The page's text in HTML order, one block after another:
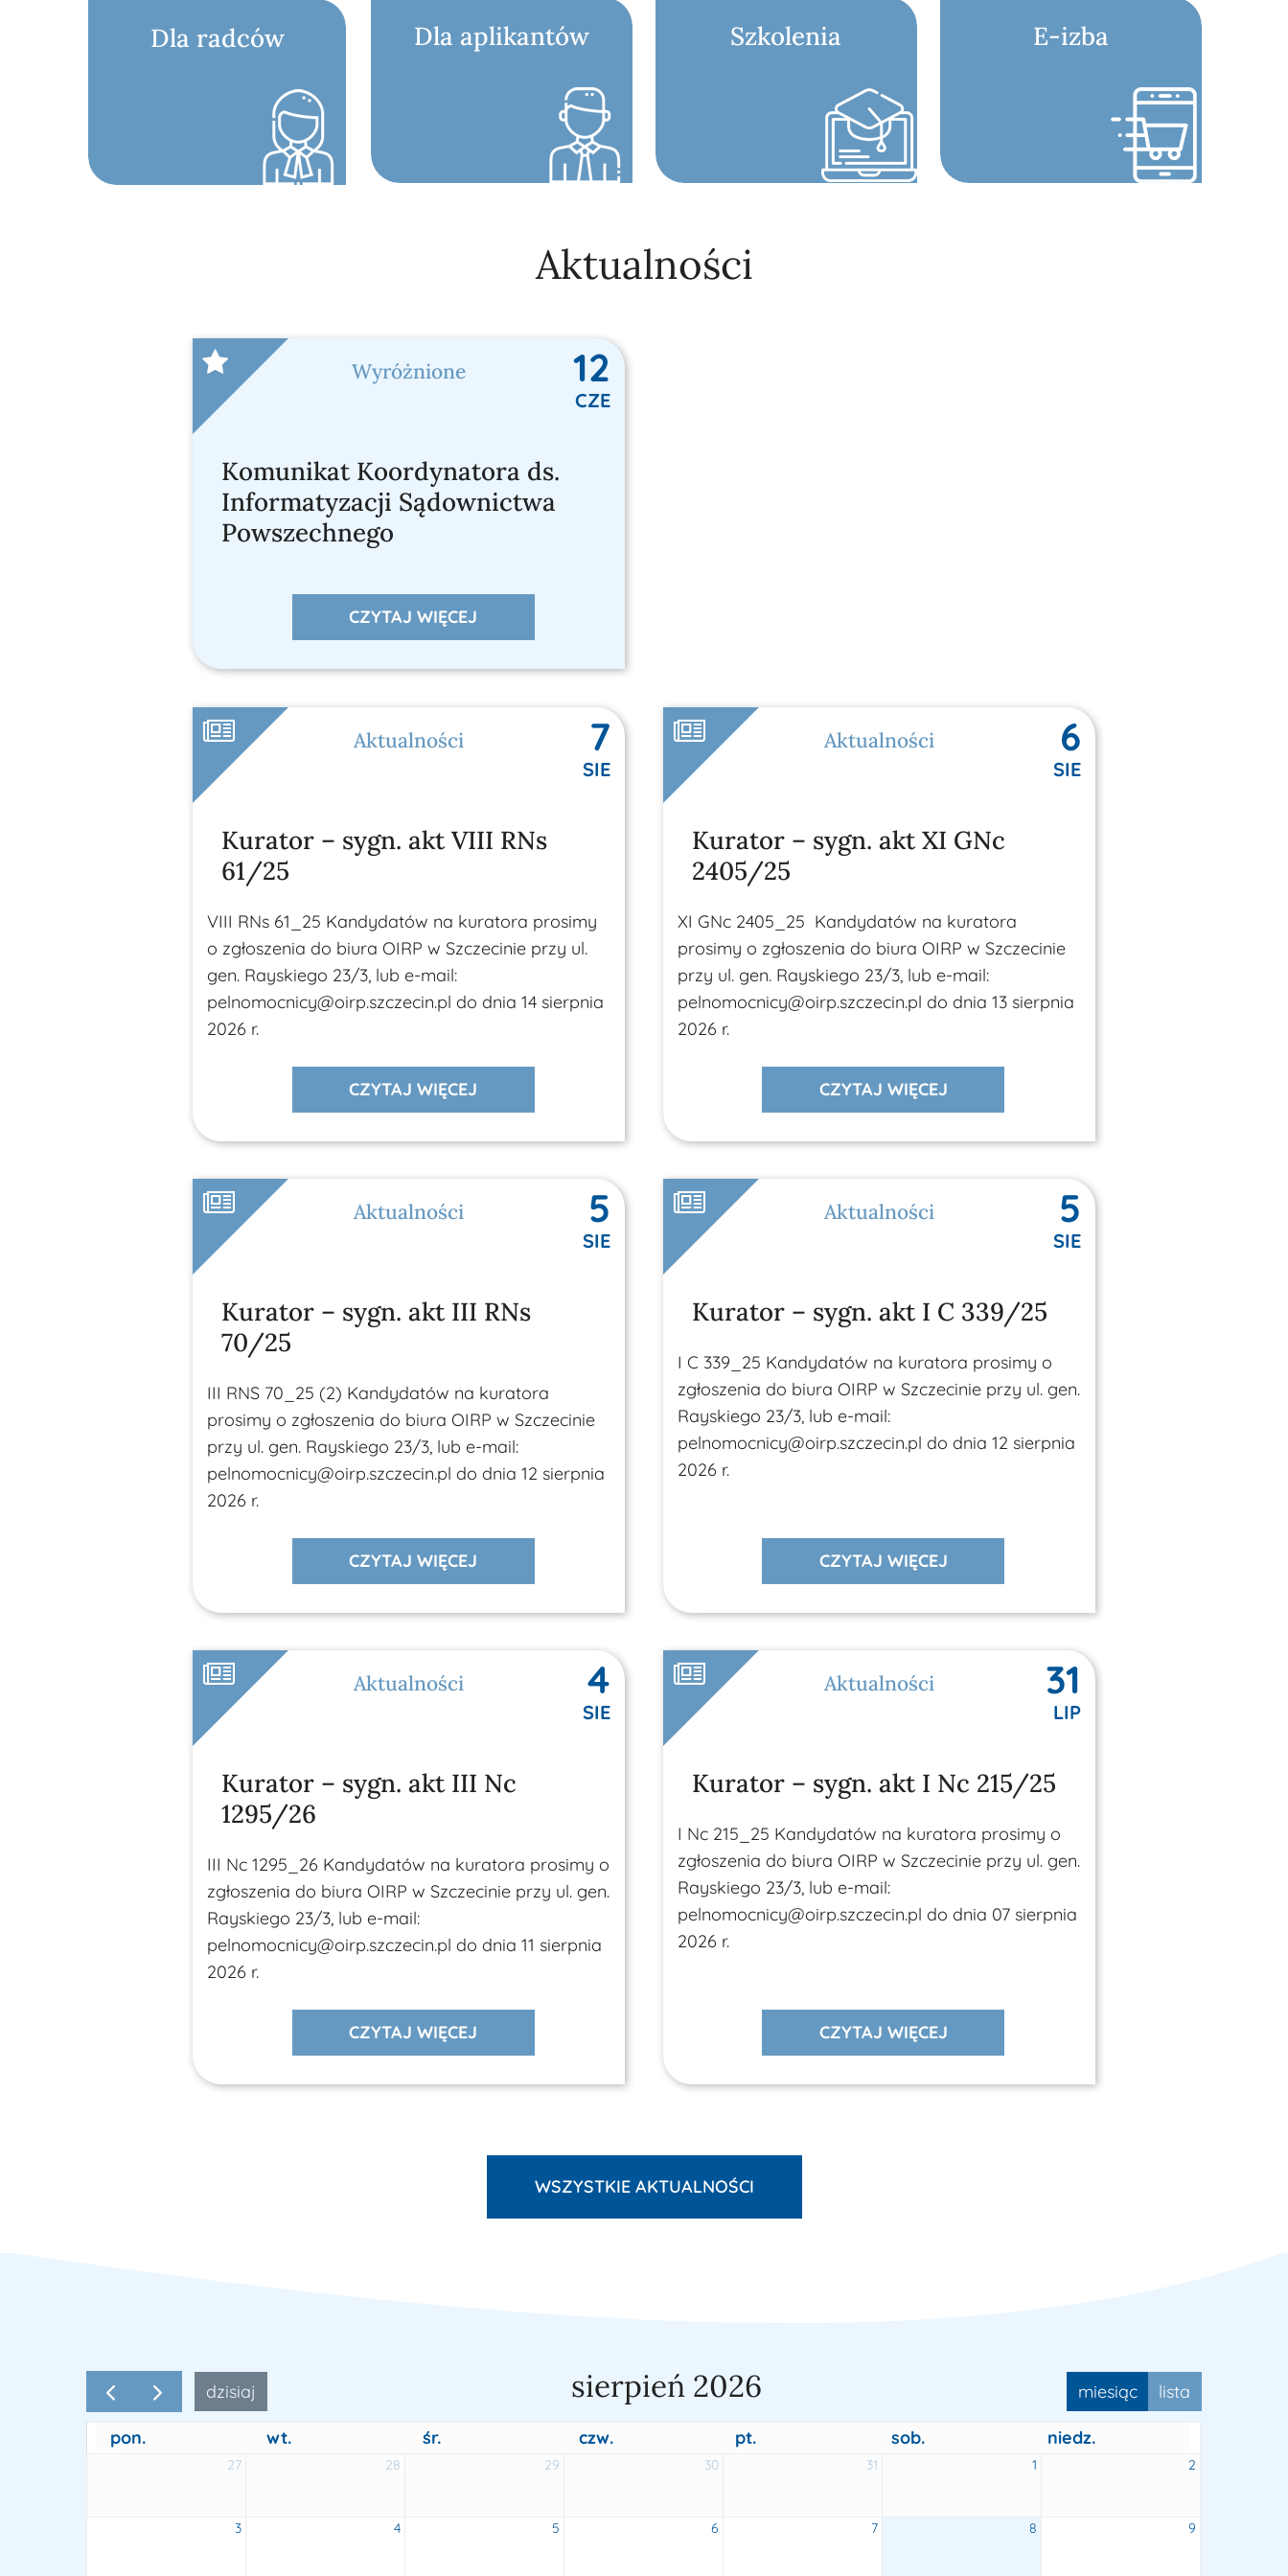
Brak produktów w koszyku.
Dla radców Dla aplikantów Szkolenia E-izba
Aktualności
Wyróżnione 12
CZE
Komunikat Koordynatora ds.
Informatyzacji Sądownictwa
Powszechnego
CZYTAJ WIĘCEJ
Aktualności 7
SIE
Kurator – sygn. akt VIII RNs
61/25
VIII RNs 61_25 Kandydatów na kuratora prosimy
o zgłoszenia do biura OIRP w Szczecinie przy ul.
gen. Rayskiego 23/3, lub e-mail:
pelnomocnicy@oirp.szczecin.pl do dnia 14 sierpnia
2026 r.
CZYTAJ WIĘCEJ
Aktualności 6
SIE
Kurator – sygn. akt XI GNc
2405/25
XI GNc 2405_25 Kandydatów na kuratora
prosimy o zgłoszenia do biura OIRP w Szczecinie
przy ul. gen. Rayskiego 23/3, lub e-mail:
pelnomocnicy@oirp.szczecin.pl do dnia 13 sierpnia
2026 r.
CZYTAJ WIĘCEJ
Aktualności 5
SIE
Kurator – sygn. akt III RNs
70/25
III RNS 70_25 (2) Kandydatów na kuratora
prosimy o zgłoszenia do biura OIRP w Szczecinie
przy ul. gen. Rayskiego 23/3, lub e-mail:
pelnomocnicy@oirp.szczecin.pl do dnia 12 sierpnia
2026 r.
CZYTAJ WIĘCEJ
Aktualności 5
SIE
Kurator – sygn. akt I C 339/25
I C 339_25 Kandydatów na kuratora prosimy o
zgłoszenia do biura OIRP w Szczecinie przy ul. gen.
Rayskiego 23/3, lub e-mail:
pelnomocnicy@oirp.szczecin.pl do dnia 12 sierpnia
2026 r.
CZYTAJ WIĘCEJ
Aktualności 4
SIE
Kurator – sygn. akt III Nc
1295/26
III Nc 1295_26 Kandydatów na kuratora prosimy o
zgłoszenia do biura OIRP w Szczecinie przy ul. gen.
Rayskiego 23/3, lub e-mail:
pelnomocnicy@oirp.szczecin.pl do dnia 11 sierpnia
2026 r.
CZYTAJ WIĘCEJ
Aktualności 31
LIP
Kurator – sygn. akt I Nc 215/25
I Nc 215_25 Kandydatów na kuratora prosimy o
zgłoszenia do biura OIRP w Szczecinie przy ul. gen.
Rayskiego 23/3, lub e-mail:
pelnomocnicy@oirp.szczecin.pl do dnia 07 sierpnia
2026 r.
CZYTAJ WIĘCEJ
WSZYSTKIE AKTUALNOŚCI
dzisiaj sierpień 2026 miesiąc lista
pon. wt. śr. czw. pt. sob. niedz.
27 28 29 30 31 1 2
3 4 5 6 7 8 9